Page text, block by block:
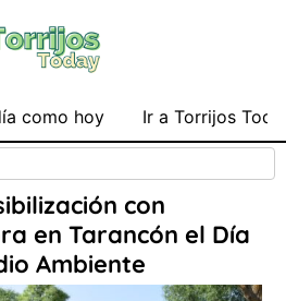
como hoy Ir a Torrijos
con
en Tarancón el Día
Ambiente